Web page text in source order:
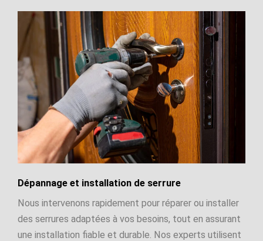
Dépannage et installation de serrure
Nous intervenons rapidement pour réparer ou installer
des serrures adaptées à vos besoins, tout en assurant
une installation fiable et durable. Nos experts utilisent